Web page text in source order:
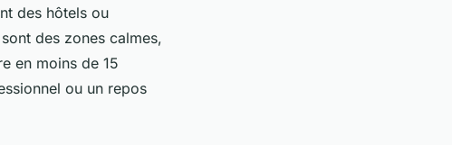
des hôtels ou
des zones calmes,
en moins de 15
ou un repos